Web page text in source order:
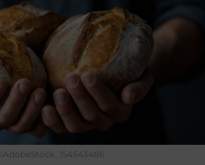
©AdobeStock_154543486